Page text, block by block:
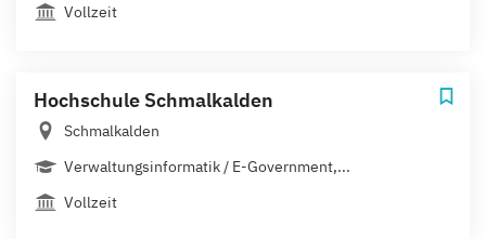
Vollzeit
Hochschule Schmalkalden
Schmalkalden
Verwaltungsinformatik / E-Government,...
Vollzeit